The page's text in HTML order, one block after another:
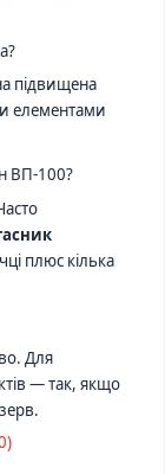
підвищена
елементами
ВП-100?
плюс кілька
Для
— так, якщо